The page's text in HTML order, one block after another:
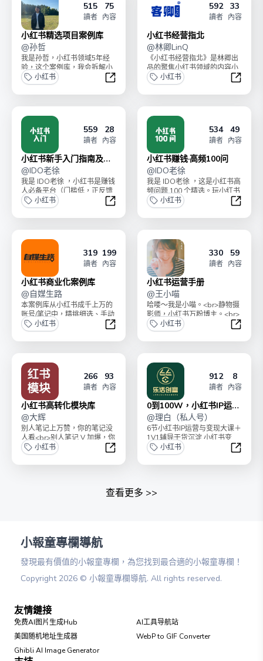
515
讀者
75
內容
小红书精选项目案例库
@孙哲
我是孙哲，小红书领域5年经
验，这个案例库，我会拆解小
红书各类型可复制能赚钱的项
目玩法。（全网独家）经...
小红书
小红书精选项目案例库
592
讀者
33
內容
小红书经营指北
@林卿LinQ
《小红书经营指北》是林卿出
品的聚焦小红书领域的内容小
册，系统性地撰写小红书领域
的全版块内容，辅助你经...
小红书
小红
559
讀者
28
內容
小红书新手入门指南及误
区
@IDO老徐
我是 IDO老徐 ，小红书是赚钱
人必备平台（门槛低，正反馈
快，低粉商业化）。太多同学
玩小红书一直不得...
小红书
小红书新手入门指南及误区
534
讀者
49
內容
小红书赚钱·高频100问
@IDO老徐
我是 IDO老徐 ，这是小红书高
频问题 100 个精选。玩小红书
一定会遇到这些问题，我的一
些解决建议...
小红书
小红
319
讀者
199
內容
小红书商业化案例库
@自媒生路
本案例库从小红书成千上万的
账号/笔记中，精挑细选、手动
拆解出了150+有商业价值、可
直接复制学习的真...
小红书
小红书商业化案例库
330
讀者
59
內容
小红书运营手册
@王小喵
哈喽～我是小喵。<br>静物摄
影师，小红书万粉博主。<br>
通过小红书变现20w+<br>知
名品牌合...
小红书
小红
266
讀者
93
內容
小红书高转化模块库
@大辉
别人笔记上万赞，你的笔记没
人看<br>别人笔记 V 加爆，你
的笔记看完走<br>别人笔记有
钱赚，你的...
小红书
小红书高转化模块库
912
讀者
8
內容
0到100W，小红书IP运营
与变现
@理白（私人号）
6节小红书IP运营与变现大课＋
1V1辅导干货沉淀 小红书变
现，一起赚取第一桶金！乐活
创富出品。第一...
小红书
0到
查看更多 >>
小報童專欄導航
發現最有價值的小報童專欄，為您找到最合適的小報童專欄！
Copyright 2026 © 小報童專欄導航. All rights reserved.
友情鏈接
免费AI图片生成Hub
AI工具导航站
美国随机地址生成器
WebP to GIF Converter
Ghibli AI Image Generator